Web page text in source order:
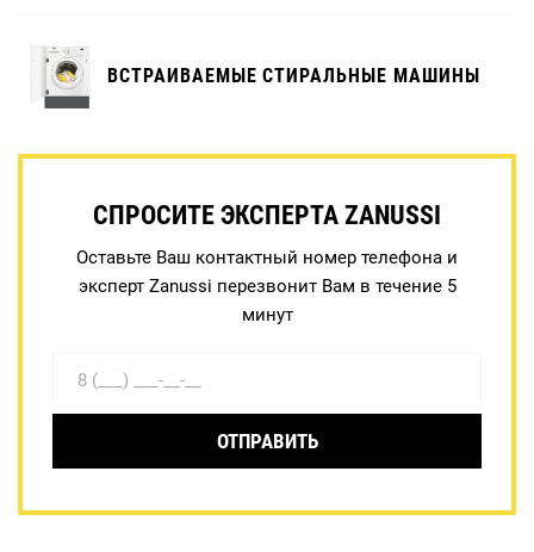
ВСТРАИВАЕМЫЕ СТИРАЛЬНЫЕ МАШИНЫ
СПРОСИТЕ ЭКСПЕРТА ZANUSSI
Оставьте Ваш контактный номер телефона и
эксперт Zanussi перезвонит Вам в течение 5
минут
ОТПРАВИТЬ